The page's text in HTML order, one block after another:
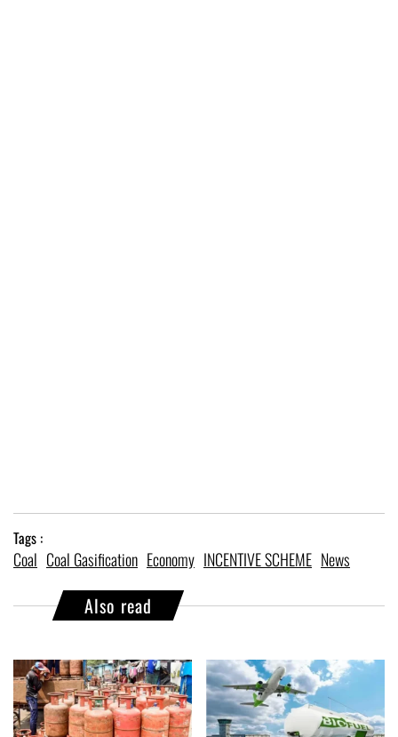
Tags :
Coal Coal Gasification Economy INCENTIVE SCHEME News
Also read